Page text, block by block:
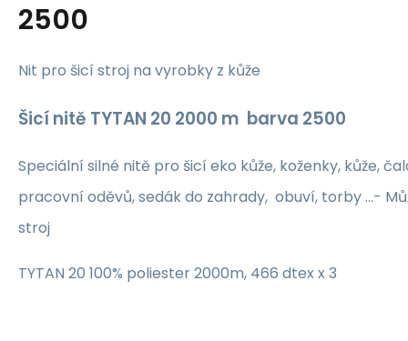
2500
Nit pro šicí stroj na vyrobky z kůže
Šicí nitě TYTAN 20 2000 m barva 2500
Speciální silné nitě pro šicí eko kůže, koženky, kůže,
pracovní oděvů, sedák do zahrady, obuví, torby ...-
stroj
TYTAN 20 100% poliester 2000m, 466 dtex x 3